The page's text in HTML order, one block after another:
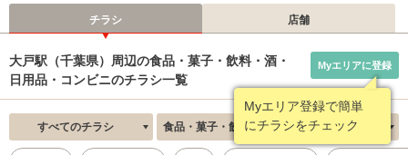
チラシ 店舗
大戸駅（千葉県）周辺の食品・菓子・飲料・酒・
日用品・コンビニのチラシ一覧
Myエリア登録で簡単
にチラシをチェック
Myエリアに登録
すべてのチラシ 食品・菓子・飲料・酒・日用品・コンビニ 新着順